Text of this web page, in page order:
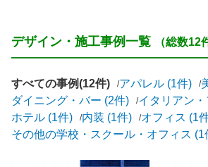
デザイン・施工事例一覧 （総数12
すべての事例(12件) アパレル (1件)
ダイニング・バー (2件)
イタリアン
ホテル (1件)
内装 (1件)
オフィス (1
その他の学校・スクール・オフィス (1